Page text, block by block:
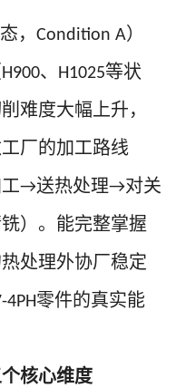
， Condition A）
H900、 H1025等状
难度大幅上升，
厂的加工路线
→送热处理→对关
）。能完整掌握
处理外协厂稳定
4PH零件的真实能
核心维度